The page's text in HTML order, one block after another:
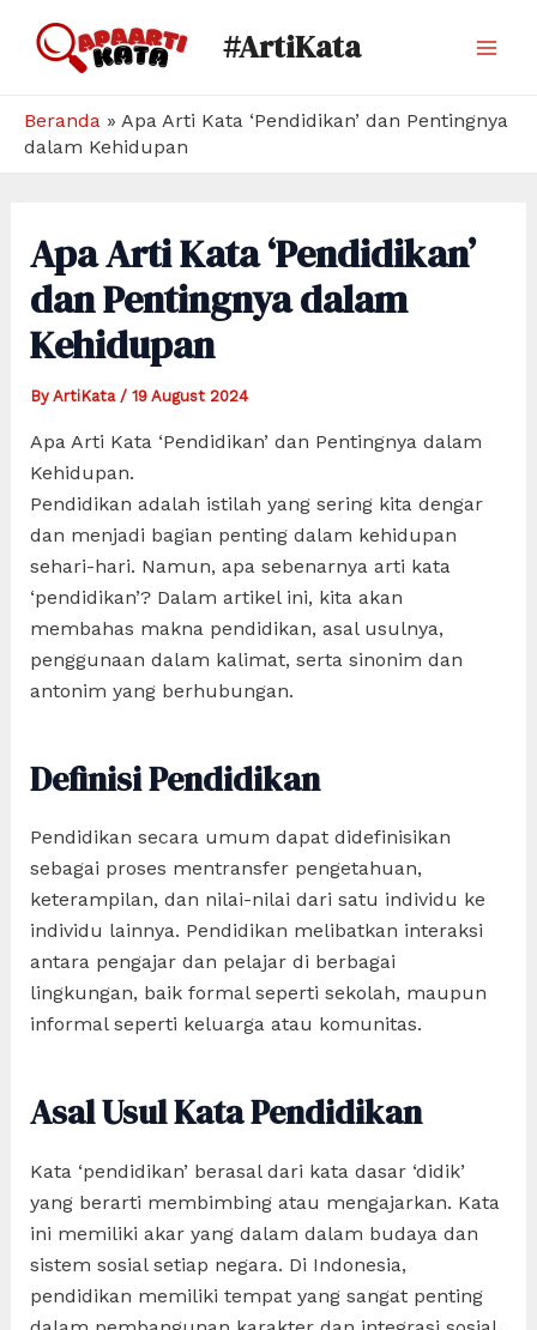
#ArtiKata
Beranda » Apa Arti Kata ‘Pendidikan’ dan Pentingnya
dalam Kehidupan
Apa Arti Kata ‘Pendidikan’
dan Pentingnya dalam
Kehidupan
By ArtiKata / 19 August 2024
Apa Arti Kata ‘Pendidikan’ dan Pentingnya dalam
Kehidupan.
Pendidikan adalah istilah yang sering kita dengar
dan menjadi bagian penting dalam kehidupan
sehari-hari. Namun, apa sebenarnya arti kata
‘pendidikan’? Dalam artikel ini, kita akan
membahas makna pendidikan, asal usulnya,
penggunaan dalam kalimat, serta sinonim dan
antonim yang berhubungan.
Definisi Pendidikan
Pendidikan secara umum dapat didefinisikan
sebagai proses mentransfer pengetahuan,
keterampilan, dan nilai-nilai dari satu individu ke
individu lainnya. Pendidikan melibatkan interaksi
antara pengajar dan pelajar di berbagai
lingkungan, baik formal seperti sekolah, maupun
informal seperti keluarga atau komunitas.
Asal Usul Kata Pendidikan
Kata ‘pendidikan’ berasal dari kata dasar ‘didik’
yang berarti membimbing atau mengajarkan. Kata
ini memiliki akar yang dalam dalam budaya dan
sistem sosial setiap negara. Di Indonesia,
pendidikan memiliki tempat yang sangat penting